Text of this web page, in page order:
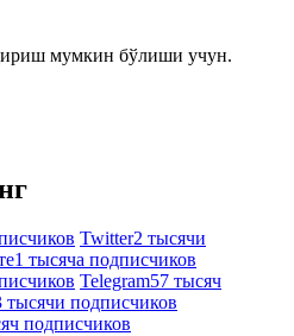
мумкин бўлиши учун.
Twitter2 тысячи
1 тысяча подписчиков
Telegram57 тысяч
тысячи подписчиков
подписчиков